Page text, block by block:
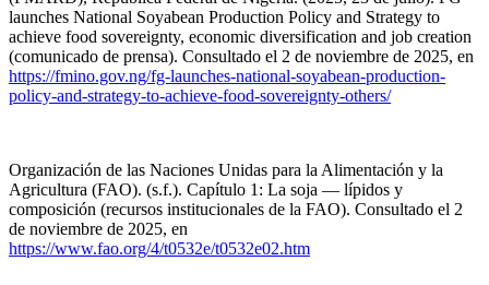
launches National Soyabean Production Policy and Strategy to
achieve food sovereignty, economic diversification and job creation
(comunicado de prensa). Consultado el 2 de noviembre de 2025, en
https://fmino.gov.ng/fg-launches-national-soyabean-production-
policy-and-strategy-to-achieve-food-sovereignty-others/
Organización de las Naciones Unidas para la Alimentación y la
Agricultura (FAO). (s.f.). Capítulo 1: La soja — lípidos y
composición (recursos institucionales de la FAO). Consultado el 2
de noviembre de 2025, en
https://www.fao.org/4/t0532e/t0532e02.htm